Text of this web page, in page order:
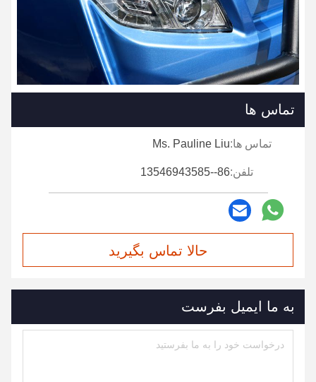
تماس ها
تماس ها:Ms. Pauline Liu
تلفن:86--13546943585
حالا تماس بگیرید
به ما ایمیل بفرست